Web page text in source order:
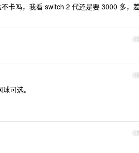
卡吗，我看 switch 2 代还是要 3000 多，
15
16
可选。
17